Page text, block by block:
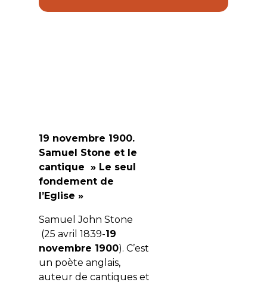
19 novembre 1900.
Samuel Stone et le
cantique » Le seul
fondement de
l’Eglise »
Samuel John Stone
(25 avril 1839-19
novembre 1900). C’est
un poète anglais,
auteur de cantiques et